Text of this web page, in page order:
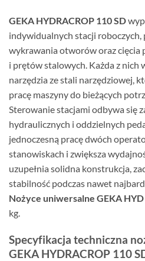
GEKA HYDRACROP 110 SD
indywidualnych stacji roboczych,
wykrawania otworów oraz cięcia
i prętów stalowych. Każda z nich
narzędzia ze stali narzędziowej,
pracę maszyny do bieżących
Sterowanie stacjami odbywa się
hydraulicznych i oddzielnych
jednoczesną pracę dwóch
stanowiskach i zwiększa
uzupełnia solidna konstrukcja,
stabilność podczas nawet
Nożyce uniwersalne GEKA HYD
kg.
Specyfikacja techniczna
GEKA HYDRACROP 110